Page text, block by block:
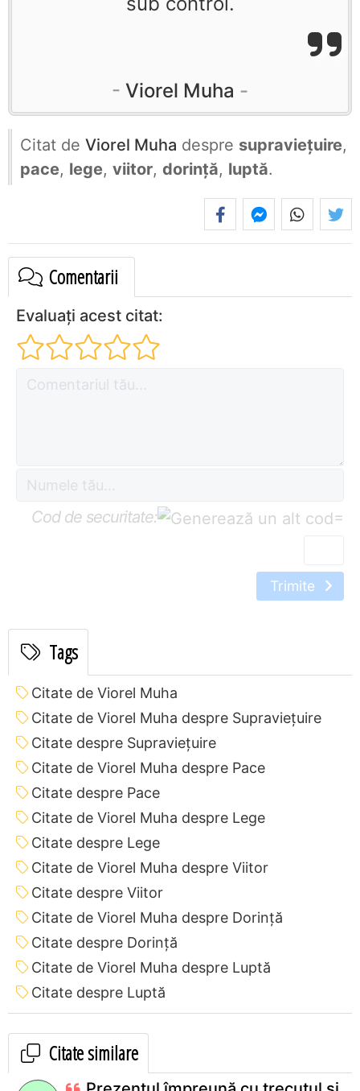
Viorel Muha
Citat de Viorel Muha despre supraviețuire,
pace, lege, viitor, dorință, luptă.
Comentarii
Evaluați acest citat:
Cod de securitate: =
Trimite
Tags
Citate de Viorel Muha
Citate de Viorel Muha despre Supraviețuire
Citate despre Supraviețuire
Citate de Viorel Muha despre Pace
Citate despre Pace
Citate de Viorel Muha despre Lege
Citate despre Lege
Citate de Viorel Muha despre Viitor
Citate despre Viitor
Citate de Viorel Muha despre Dorință
Citate despre Dorință
Citate de Viorel Muha despre Luptă
Citate despre Luptă
Citate similare